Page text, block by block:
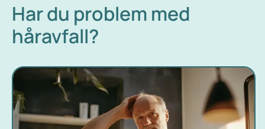
Har du problem med
håravfall?